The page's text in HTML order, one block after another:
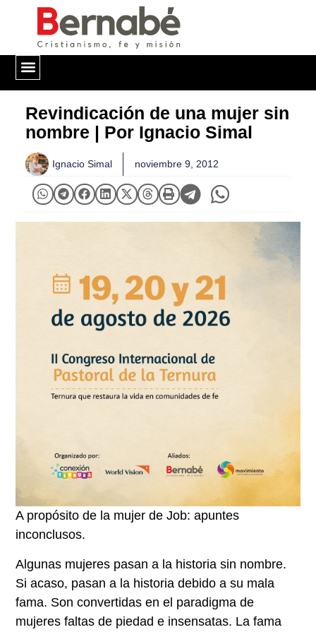
Revindicación de una mujer sin
nombre | Por Ignacio Simal
Ignacio Simal noviembre 9, 2012
A propósito de la mujer de Job: apuntes
inconclusos.
Algunas mujeres pasan a la historia sin nombre.
Si acaso, pasan a la historia debido a su mala
fama. Son convertidas en el paradigma de
mujeres faltas de piedad e insensatas. La fama